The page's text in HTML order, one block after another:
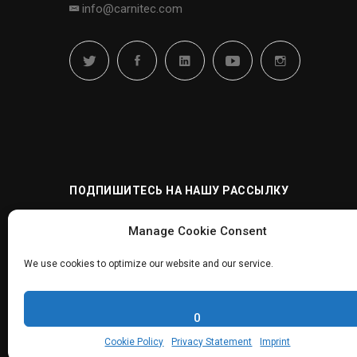
Manage Cookie Consent
We use cookies to optimize our website and our service.
0
Cookie Policy Privacy Statement Imprint
info@carnitec.com
ПОДПИШИТЕСЬ НА НАШУ РАССЫЛКУ
© 2024 Carnitec - Интегратор оборудования и
промышленности